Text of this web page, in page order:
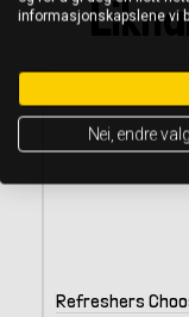
Refreshers
informasjonskapslene vi
Nei, endre valg